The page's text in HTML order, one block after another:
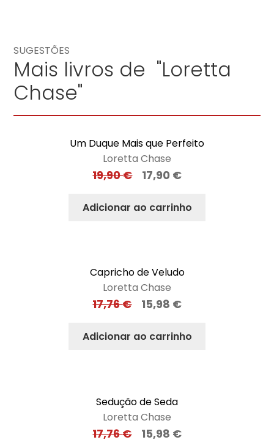
SUGESTÕES
Mais livros de "Loretta
Chase"
Um Duque Mais que Perfeito
Loretta Chase
19,90€ 17,90 €
Adicionar ao carrinho
Capricho de Veludo
Loretta Chase
17,76€ 15,98 €
Adicionar ao carrinho
Sedução de Seda
Loretta Chase
17,76€ 15,98 €